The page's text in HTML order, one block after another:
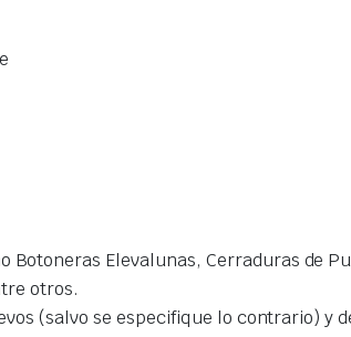
Elevalunas, Cerraduras de
otros.
(salvo se especifique lo contrario) y